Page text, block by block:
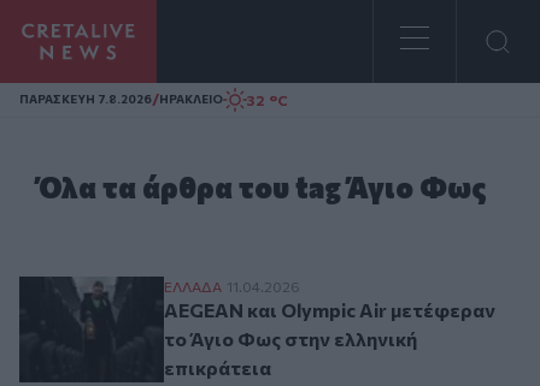
Homepage
ΠΑΡΑΣΚΕΥΗ 7.8.2026/ΗΡΑΚΛΕΙΟ 32 °C
Όλα τα άρθρα του tag Άγιο Φως
AEGEAN και Olympic Air μετέφεραν το
ΕΛΛAΔΑ 11.04.2026
AEGEAN και Olympic Air μετέφεραν
το Άγιο Φως στην ελληνική
επικράτεια